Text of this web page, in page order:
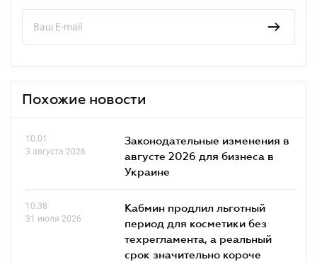
Похожие новости
10.01
3 августа 2026
Законодательные изменения в
августе 2026 для бизнеса в
Украине
10.38
31 июля 2026
Кабмин продлил льготный
период для косметики без
техрегламента, а реальный
срок значительно короче